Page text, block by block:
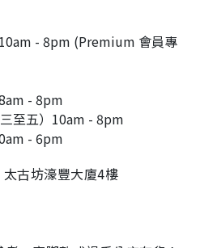
- 8pm (Premium 會員專
- 8pm
至五）10am - 8pm
- 6pm
古坊濠豐大廈4樓